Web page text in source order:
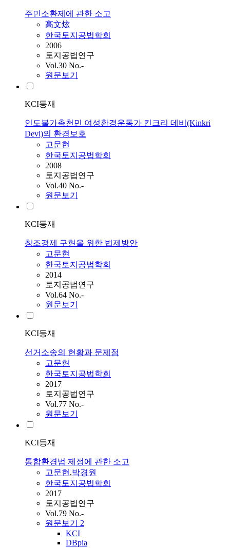
주민소환제에 관한 소고
高文炫
한국토지공법학회
2006
토지공법연구
Vol.30 No.-
원문보기
KCI등재
인도불가촉천민 여성환경운동가 킨크리 데비(Kinkri
Devi)의 환경보호
고문현
한국토지공법학회
2008
토지공법연구
Vol.40 No.-
원문보기
KCI등재
창조경제 구현을 위한 법제방안
고문현
한국토지공법학회
2014
토지공법연구
Vol.64 No.-
원문보기
KCI등재
선거소송의 현황과 문제점
고문현
한국토지공법학회
2017
토지공법연구
Vol.77 No.-
원문보기
KCI등재
통합환경법 제정에 관한 소고
고문현,박경원
한국토지공법학회
2017
토지공법연구
Vol.79 No.-
원문보기 2
KCI
DBpia